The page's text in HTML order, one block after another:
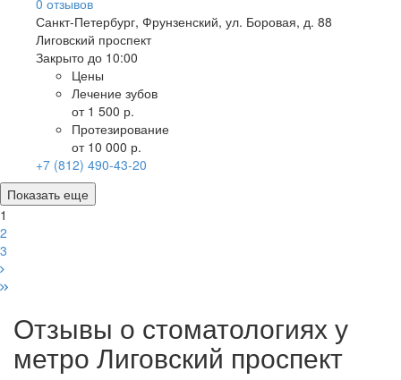
0 отзывов
Санкт-Петербург, Фрунзенский, ул. Боровая, д. 88
Лиговский проспект
Закрыто до 10:00
Цены
Лечение зубов
от 1 500 р.
Протезирование
от 10 000 р.
+7 (812) 490-43-20
Показать еще
1
2
3
Отзывы о стоматологиях у
метро Лиговский проспект